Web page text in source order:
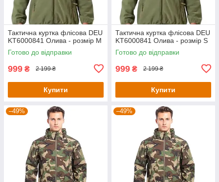
Тактична куртка флісова DEU
KT6000841 Олива - розмір M
Готово до відправки
999 ₴ 2 199 ₴
Купити
Тактична куртка флісова DEU
KT6000841 Олива - розмір S
Готово до відправки
999 ₴ 2 199 ₴
Купити
–49% –49%